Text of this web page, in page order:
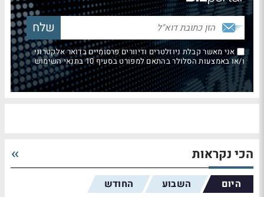
אני מאשר קבלת ניוזלטרים ודיוורים פרסומיים בדואר אלקטרוני
ו/או באמצעות הסלולר בהתאם למפורט בסעיף 10 בתנאי השימוש
הכי נקראות
היום השבוע החודש